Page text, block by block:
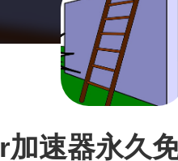
速器永久